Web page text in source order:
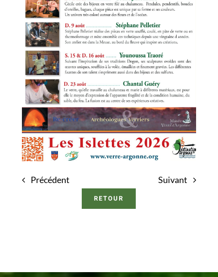
Précédent Suivant
RETOUR